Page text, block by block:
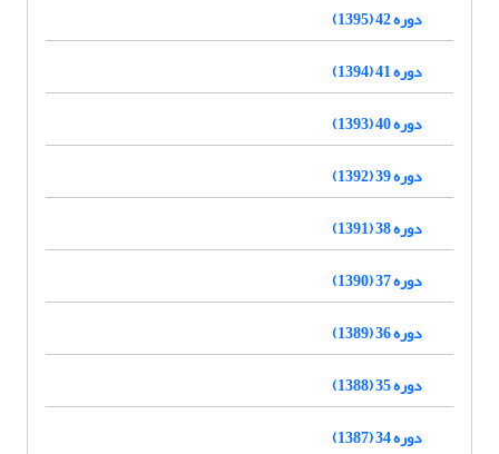
دوره 42 (1395)
دوره 41 (1394)
دوره 40 (1393)
دوره 39 (1392)
دوره 38 (1391)
دوره 37 (1390)
دوره 36 (1389)
دوره 35 (1388)
دوره 34 (1387)